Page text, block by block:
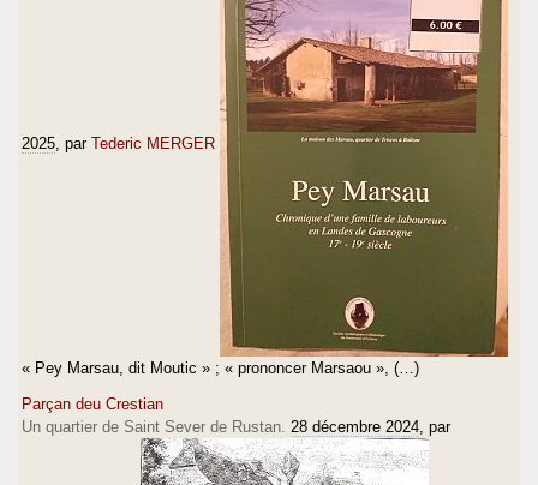
2025 , par Tederic MERGER
« Pey Marsau, dit Moutic » ; « prononcer Marsaou », (…)
Parçan deu Crestian
Un quartier de Saint Sever de Rustan. 28 décembre 2024 , par